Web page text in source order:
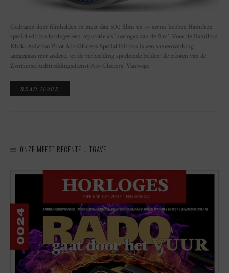
Gedragen door filmhelden in meer dan 500 films en tv-series hebben Hamilton
special edition horloges een reputatie als ‘horloges van de film’. Voor de Hamilton
Khaki Aviation Pilot Air-Glaciers Special Edition is een samenwerking
aangegaan met andere, tot de verbeelding sprekende helden: de piloten van de
Zwitserse luchtreddingsdienst Air-Glaciers. Vanwege
READ MORE
ONZE MEEST RECENTE UITGAVE